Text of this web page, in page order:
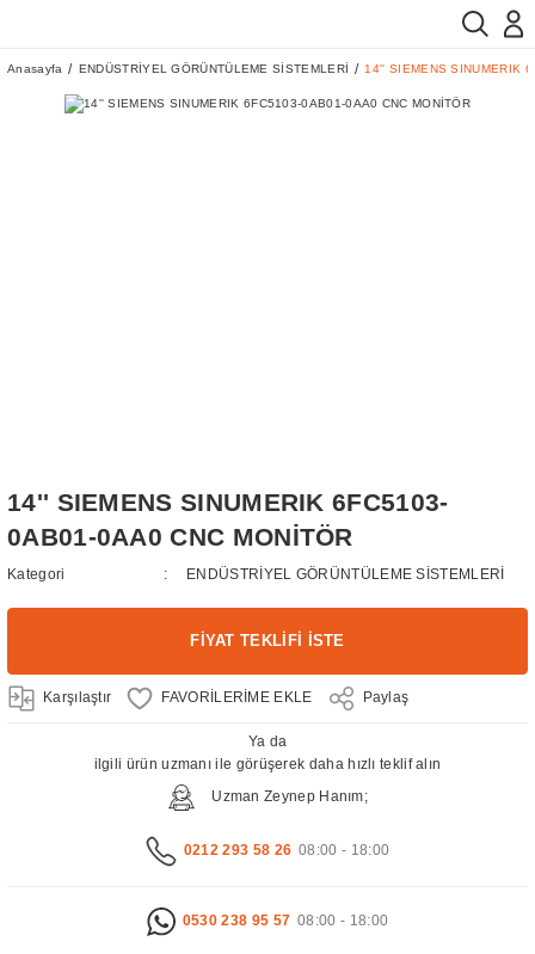
Anasayfa ENDÜSTRİYEL GÖRÜNTÜLEME SİSTEMLERİ 14'' SIEMENS SINUMERIK
14'' SIEMENS SINUMERIK 6FC5103-
0AB01-0AA0 CNC MONİTÖR
Kategori ENDÜSTRİYEL GÖRÜNTÜLEME SİSTEMLERİ
FİYAT TEKLİFİ İSTE
Karşılaştır Paylaş
Ya da
ilgili ürün uzmanı ile görüşerek daha hızlı teklif alın
Uzman Zeynep Hanım;
0212 293 58 26 08:00 - 18:00
0530 238 95 57 08:00 - 18:00